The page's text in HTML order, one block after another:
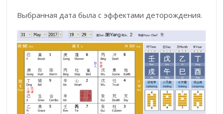
Выбранная дата была с эффектами деторождения.